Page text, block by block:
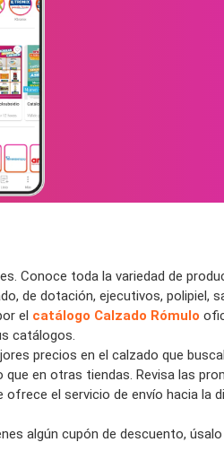
Conoce toda la variedad de
de dotación, ejecutivos, polipiel,
el catálogo Calzado Rómulo
catálogos.
precios en el calzado que
en otras tiendas. Revisa las
el servicio de envío hacia la
algún cupón de descuento,